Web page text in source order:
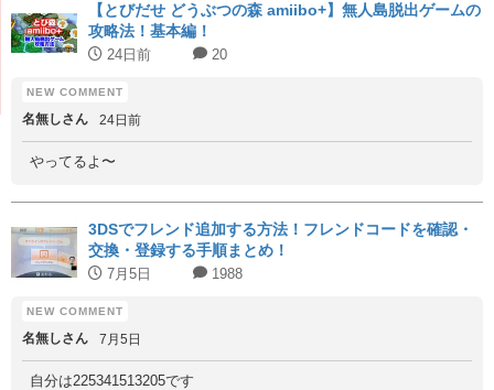
【とびだせ どうぶつの森 amiibo+】無人島脱出ゲームの
攻略法！基本編！
24日前 20
名無しさん 24日前
やってるよ〜
3DSでフレンド追加する方法！フレンドコードを確認・
交換・登録する手順まとめ！
7月5日 1988
名無しさん 7月5日
自分は225341513205です